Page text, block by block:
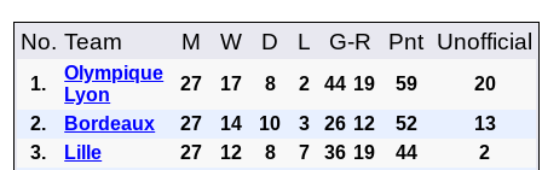
No. Team M W D L G-R Pnt Unofficial
1.
Olympique
Lyon
27 17 8 2 44 19 59
20
2.
Bordeaux 27 14 10 3 26 12 52
13
3.
Lille 27 12 8 7 36 19 44
2